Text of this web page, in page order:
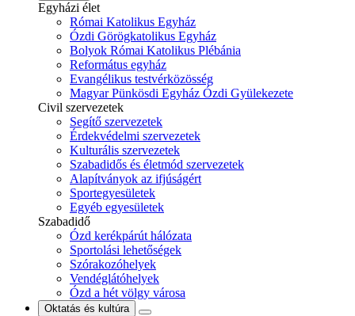
Egyházi élet
Római Katolikus Egyház
Ózdi Görögkatolikus Egyház
Bolyok Római Katolikus Plébánia
Református egyház
Evangélikus testvérközösség
Magyar Pünkösdi Egyház Ózdi Gyülekezete
Civil szervezetek
Segítő szervezetek
Érdekvédelmi szervezetek
Kulturális szervezetek
Szabadidős és életmód szervezetek
Alapítványok az ifjúságért
Sportegyesületek
Egyéb egyesületek
Szabadidő
Ózd kerékpárút hálózata
Sportolási lehetőségek
Szórakozóhelyek
Vendéglátóhelyek
Ózd a hét völgy városa
Oktatás és kultúra